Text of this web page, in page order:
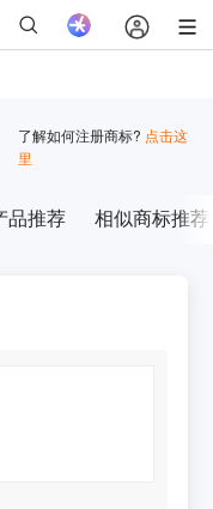
了解如何注册商标? 点击这
里
品推荐 相似商标推荐